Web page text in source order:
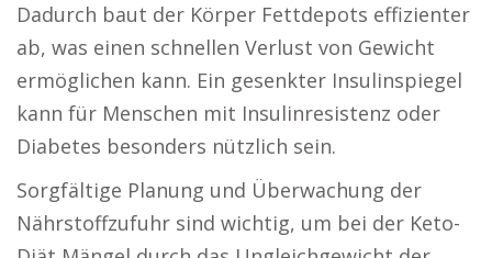
Dadurch baut der Körper Fettdepots effizienter
ab, was einen schnellen Verlust von Gewicht
ermöglichen kann. Ein gesenkter Insulinspiegel
kann für Menschen mit Insulinresistenz oder
Diabetes besonders nützlich sein.
Sorgfältige Planung und Überwachung der
Nährstoffzufuhr sind wichtig, um bei der Keto-